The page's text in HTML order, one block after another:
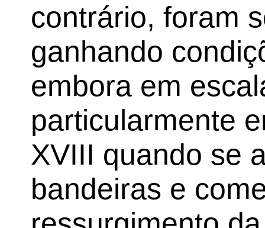
contrário, foram
ganhando
embora em
particularmente
XVIII quando se
bandeiras e